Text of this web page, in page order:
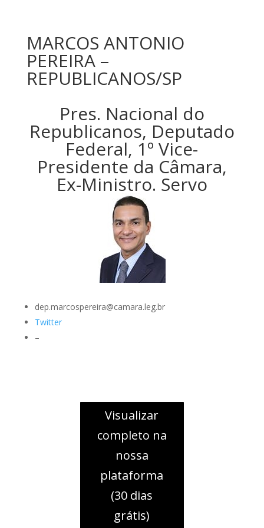
MARCOS ANTONIO
PEREIRA –
REPUBLICANOS/SP
Pres. Nacional do
Republicanos, Deputado
Federal, 1º Vice-
Presidente da Câmara,
Ex-Ministro. Servo
dep.marcospereira@camara.leg.br
Twitter
–
Visualizar
completo na
nossa
plataforma
(30 dias
grátis)